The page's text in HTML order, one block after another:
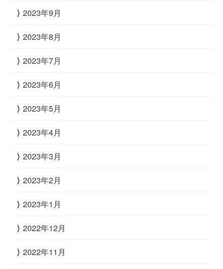
2023年9月
2023年8月
2023年7月
2023年6月
2023年5月
2023年4月
2023年3月
2023年2月
2023年1月
2022年12月
2022年11月